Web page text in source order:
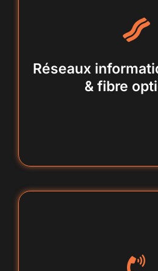
Réseaux
& fibre
câblage structuré,